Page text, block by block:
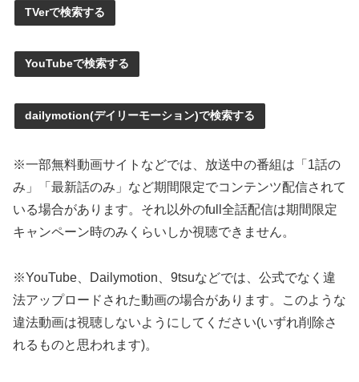
TVerで検索する
YouTubeで検索する
dailymotion(デイリーモーション)で検索する
※一部無料動画サイトなどでは、放送中の番組は「1話の
み」「最新話のみ」など期間限定でコンテンツ配信されて
いる場合があります。それ以外のfull全話配信は期間限定
キャンペーン時のみくらいしか視聴できません。
※YouTube、Dailymotion、9tsuなどでは、公式でなく違
法アップロードされた動画の場合があります。このような
違法動画は視聴しないようにしてください(いずれ削除さ
れるものと思われます)。